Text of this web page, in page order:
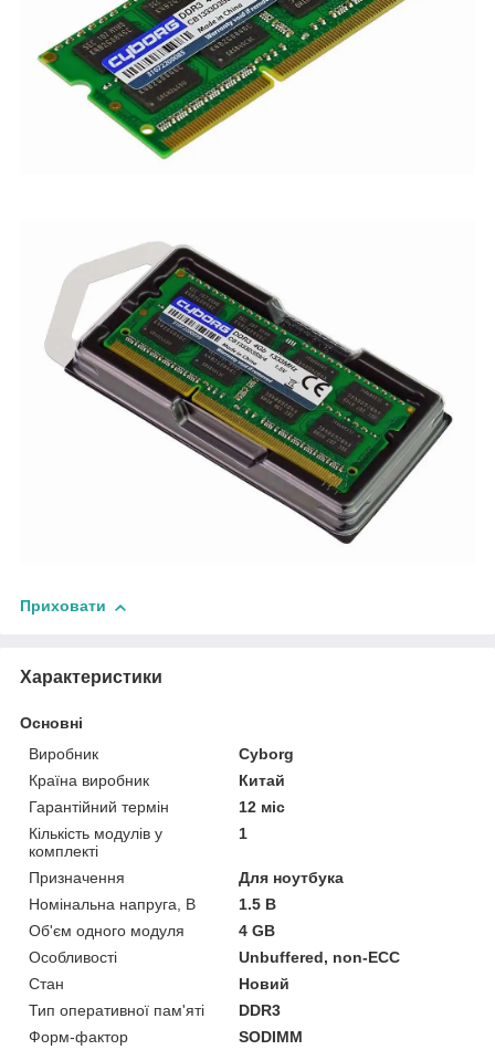
Приховати
Характеристики
Основні
Виробник
Cyborg
Країна виробник
Китай
Гарантійний термін
12 міс
Кількість модулів у
комплекті
1
Призначення
Для ноутбука
Номінальна напруга, В
1.5 В
Об'єм одного модуля
4 GB
Особливості
Unbuffered, non-ECC
Стан
Новий
Тип оперативної пам'яті
DDR3
Форм-фактор
SODIMM